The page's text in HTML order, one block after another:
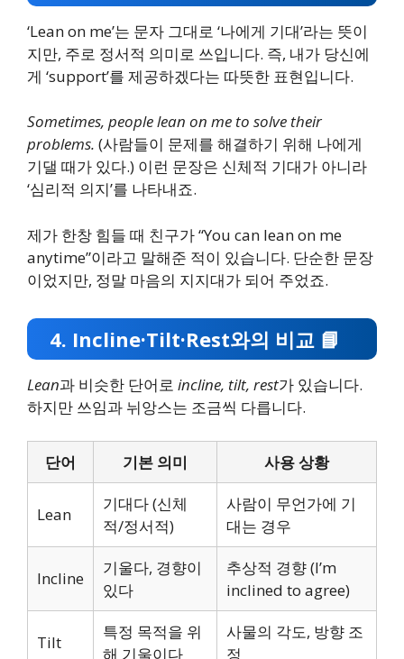
‘Lean on me’는 문자 그대로 ‘나에게 기대’라는 뜻이
지만, 주로 정서적 의미로 쓰입니다. 즉, 내가 당신에
게 ‘support’를 제공하겠다는 따뜻한 표현입니다.
Sometimes, people lean on me to solve their
problems. (사람들이 문제를 해결하기 위해 나에게
기댈 때가 있다.) 이런 문장은 신체적 기대가 아니라
‘심리적 의지’를 나타내죠.
제가 한창 힘들 때 친구가 “You can lean on me
anytime”이라고 말해준 적이 있습니다. 단순한 문장
이었지만, 정말 마음의 지지대가 되어 주었죠.
4. Incline·Tilt·Rest와의 비교 📘
Lean과 비슷한 단어로 incline, tilt, rest가 있습니다.
하지만 쓰임과 뉘앙스는 조금씩 다릅니다.
단어 기본 의미 사용 상황
Lean
기대다 (신체
적/정서적)
사람이 무언가에 기
대는 경우
Incline
기울다, 경향이
있다
추상적 경향 (I’m
inclined to agree)
Tilt
특정 목적을 위
해 기울이다
사물의 각도, 방향 조
정